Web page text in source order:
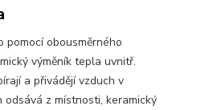
pomocí obousměrného
výměník tepla uvnitř.
a přivádějí vzduch v
z místnosti, keramický